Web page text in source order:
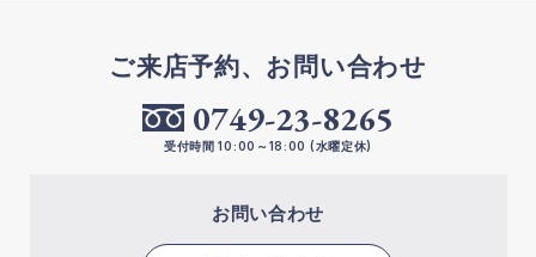
ご来店予約、お問い合わせ
お問い合わせ
0749-23-8265
受付時間 10:00～18:00 (水曜定休)